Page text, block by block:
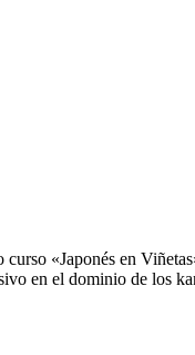
«Japonés en
en el dominio de los